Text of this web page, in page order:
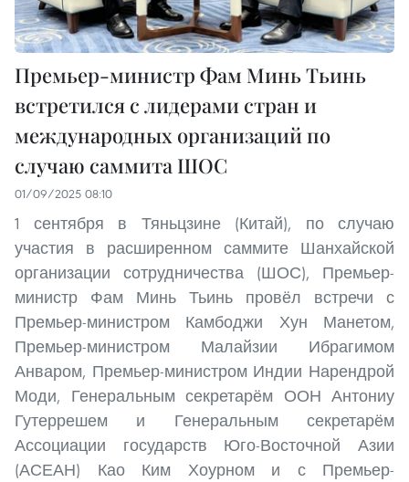
Премьер-министр Фам Минь Тьинь
встретился с лидерами стран и
международных организаций по
случаю саммита ШОС
01/09/2025 08:10
1 сентября в Тяньцзине (Китай), по случаю
участия в расширенном саммите Шанхайской
организации сотрудничества (ШОС), Премьер-
министр Фам Минь Тьинь провёл встречи с
Премьер-министром Камбоджи Хун Манетом,
Премьер-министром Малайзии Ибрагимом
Анваром, Премьер-министром Индии Нарендрой
Моди, Генеральным секретарём ООН Антониу
Гутеррешем и Генеральным секретарём
Ассоциации государств Юго-Восточной Азии
(АСЕАН) Као Ким Хоурном и с Премьер-